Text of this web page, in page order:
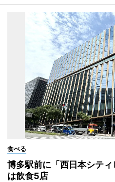
食べる
博多駅前に「西日本シテ
は飲食5店